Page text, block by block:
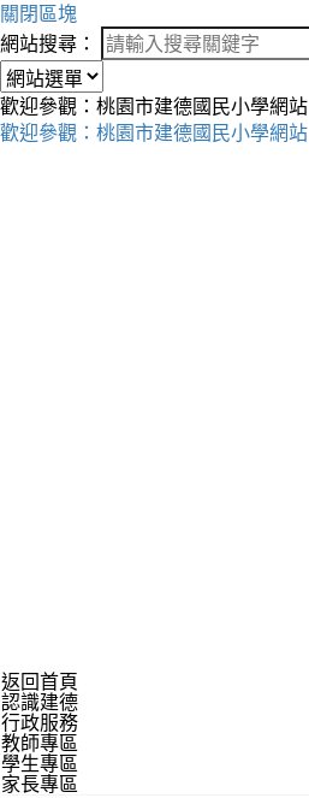
關閉區塊
網站搜尋：
歡迎參觀：桃園市建德國民小學網站
歡迎參觀：桃園市建德國民小學網站
返回首頁
認識建德
行政服務
教師專區
學生專區
家長專區